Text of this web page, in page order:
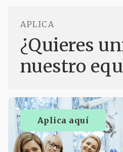
APLICA
¿Quieres
nuestro
Aplica aquí
Aplica aquí